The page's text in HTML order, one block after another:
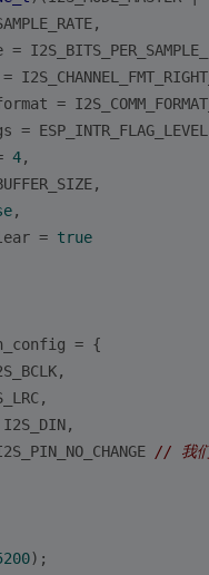
=
=
=
4,
,
=
true
= {
// 我们
);